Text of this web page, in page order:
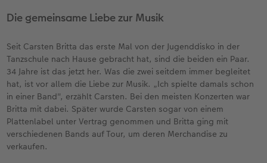
Die gemeinsame Liebe zur Musik
Seit Carsten Britta das erste Mal von der Jugenddisko in der
Tanzschule nach Hause gebracht hat, sind die beiden ein Paar.
34 Jahre ist das jetzt her. Was die zwei seitdem immer begleitet
hat, ist vor allem die Liebe zur Musik. „Ich spielte damals schon
in einer Band", erzählt Carsten. Bei den meisten Konzerten war
Britta mit dabei. Später wurde Carsten sogar von einem
Plattenlabel unter Vertrag genommen und Britta ging mit
verschiedenen Bands auf Tour, um deren Merchandise zu
verkaufen.